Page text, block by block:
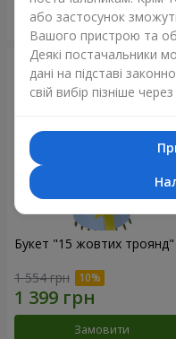
Замовити
Букет "15 жовтих троянд"
1 554 грн
Замовити
або застосунок
Вашого пристрою та
Деякі постачальники
дані на підставі
свій вибір пізніше